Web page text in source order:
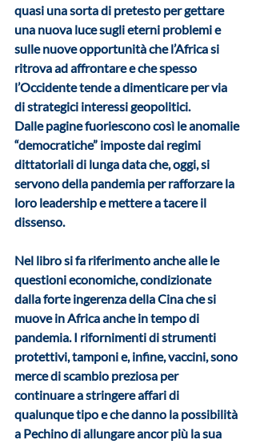
quasi una sorta di pretesto per gettare
una nuova luce sugli eterni problemi e
sulle nuove opportunità che l’Africa si
ritrova ad affrontare e che spesso
l’Occidente tende a dimenticare per via
di strategici interessi geopolitici.
Dalle pagine fuoriescono così le anomalie
“democratiche” imposte dai regimi
dittatoriali di lunga data che, oggi, si
servono della pandemia per rafforzare la
loro leadership e mettere a tacere il
dissenso.
Nel libro si fa riferimento anche alle le
questioni economiche, condizionate
dalla forte ingerenza della Cina che si
muove in Africa anche in tempo di
pandemia. I rifornimenti di strumenti
protettivi, tamponi e, infine, vaccini, sono
merce di scambio preziosa per
continuare a stringere affari di
qualunque tipo e che danno la possibilità
a Pechino di allungare ancor più la sua